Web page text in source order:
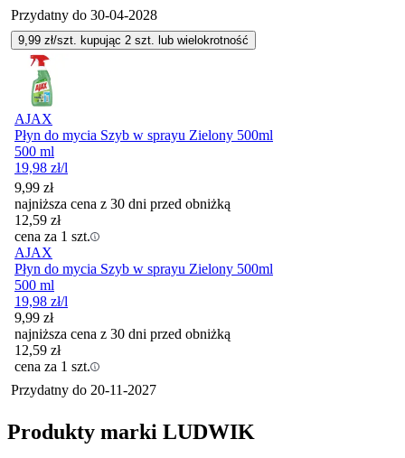
Przydatny do 30-04-2028
9,99 zł/szt. kupując 2 szt. lub wielokrotność
AJAX
Płyn do mycia Szyb w sprayu Zielony 500ml
500 ml
19,98 zł/l
9,99 zł
najniższa cena z 30 dni przed obniżką
12,59 zł
cena za 1 szt.
AJAX
Płyn do mycia Szyb w sprayu Zielony 500ml
500 ml
19,98 zł/l
9,99 zł
najniższa cena z 30 dni przed obniżką
12,59 zł
cena za 1 szt.
Przydatny do 20-11-2027
Produkty marki LUDWIK